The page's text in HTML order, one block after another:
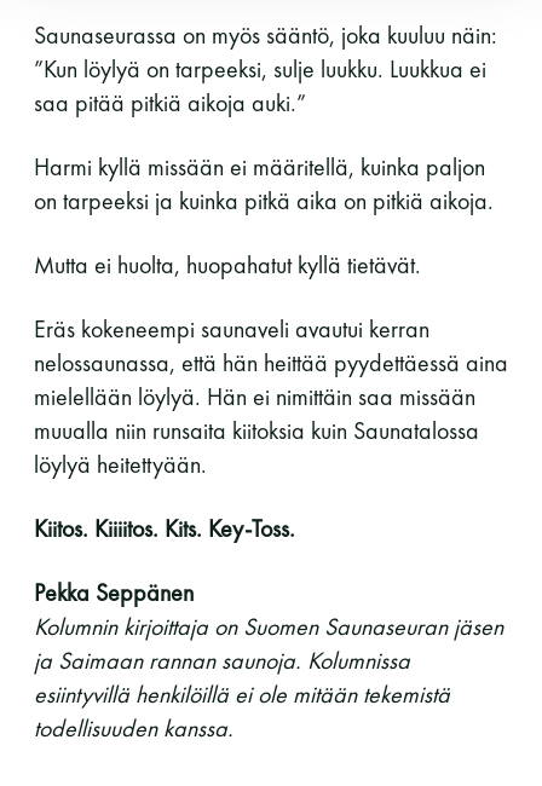
Saunaseurassa on myös sääntö, joka kuuluu näin:
”Kun löylyä on tarpeeksi, sulje luukku. Luukkua ei
saa pitää pitkiä aikoja auki.”
Harmi kyllä missään ei määritellä, kuinka paljon
on tarpeeksi ja kuinka pitkä aika on pitkiä aikoja.
Mutta ei huolta, huopahatut kyllä tietävät.
Eräs kokeneempi saunaveli avautui kerran
nelossaunassa, että hän heittää pyydettäessä aina
mielellään löylyä. Hän ei nimittäin saa missään
muualla niin runsaita kiitoksia kuin Saunatalossa
löylyä heitettyään.
Kiitos. Kiiiitos. Kits. Key-Toss.
Pekka Seppänen
Kolumnin kirjoittaja on Suomen Saunaseuran jäsen
ja Saimaan rannan saunoja. Kolumnissa
esiintyvillä henkilöillä ei ole mitään tekemistä
todellisuuden kanssa.